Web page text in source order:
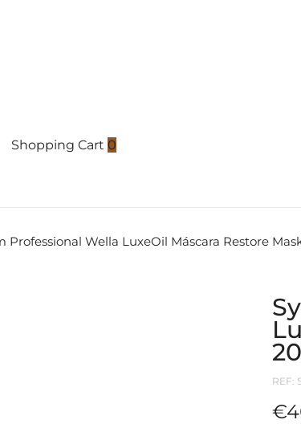
Shopping Cart 0
Professional Wella LuxeOil Máscara Restore
REF:
€